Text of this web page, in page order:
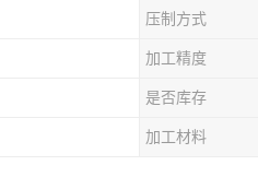
压制方式
加工精度
是否库存
加工材料